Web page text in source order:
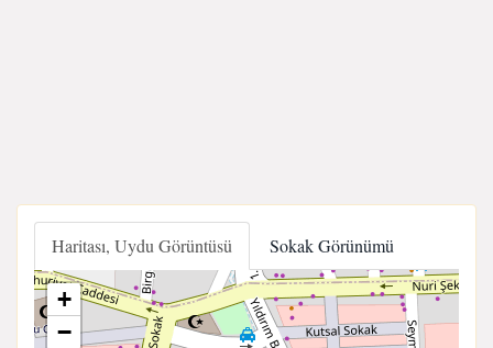
Haritası, Uydu Görüntüsü Sokak Görünümü
+
−